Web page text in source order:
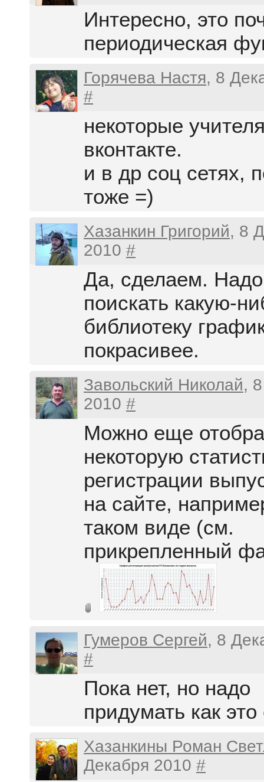
Интересно, это
периодическая
Горячева Настя, 8
#
некоторые
вконтакте.
и в др соц сетях,
тоже =)
Хазанкин Григорий, 8
2010 #
Да, сделаем. Надо
поискать какую-
библиотеку
покрасивее.
Завольский Николай,
2010 #
Можно еще
некоторую
регистрации
на сайте,
таком виде (см.
прикрепленный
Гумеров Сергей, 8
#
Пока нет, но надо
придумать как это
Хазанкины Роман
Декабря 2010 #